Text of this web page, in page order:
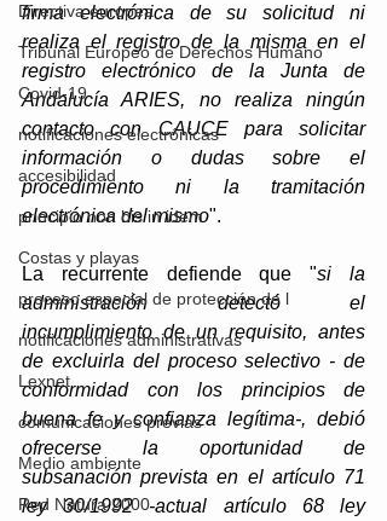
Directiva europea
Tribunal Europeo de Derechos Humano
Covid-19
notificaciones electrónicas
accesibilidad
principio non bis in idem
Costas y playas
proceso especial de protección de l
notificaciones administrativas
Lexnet
comunicaciones previas
Medio ambiente
Red Natura 2000
firma electrónica de su solicitud ni
realiza el registro de la misma en el
registro electrónico de la Junta de
Andalucía ARIES, no realiza ningún
contacto con CAUCE para solicitar
información o dudas sobre el
procedimiento ni la tramitación
electrónica del mismo".
La recurrente defiende que "si la
administración detectó el
incumplimiento de un requisito, antes
de excluirla del proceso selectivo - de
conformidad con los principios de
buena fe y confianza legítima-, debió
ofrecerse la oportunidad de
subsanación prevista en el artículo 71
ley 30/1992 -actual artículo 68 ley